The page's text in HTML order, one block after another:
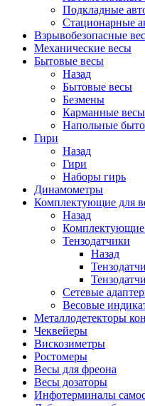
Подкладные
Стационарные
Взрывобезопасные
Механические весы
Бытовые весы
Назад
Бытовые весы
Безмены
Карманные весы
Напольные
Гири
Назад
Гири
Наборы гирь
Динамометры
Комплектующие для
Назад
Комплектующие
Тензодатчики
Назад
Сетевые
Весовые
Металлодетекторы
Чеквейеры
Вискозиметры
Ростомеры
Весы для фреона
Весы дозаторы
Инфотерминалы